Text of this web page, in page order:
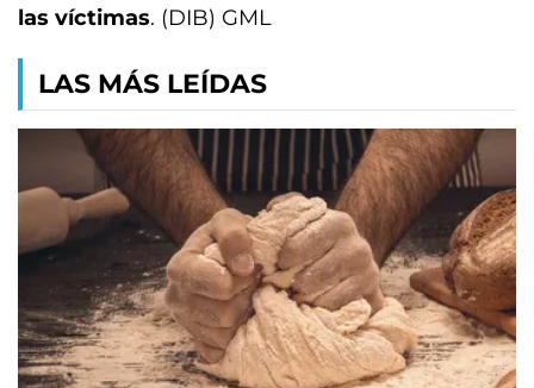
las víctimas. (DIB) GML
LAS MÁS LEÍDAS